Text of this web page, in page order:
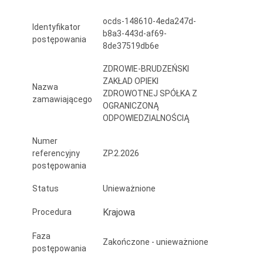
osób
niepełnosprawnościami
wejście
oznaczeniem
miejsc
postojowych
dla
Identyfikator
postępowania
ocds-148610-4eda247d-
b8a3-443d-af69-
8de37519db6e
Nazwa
zamawiającego
ZDROWIE-BRUDZEŃSKI
ZAKŁAD OPIEKI
ZDROWOTNEJ SPÓŁKA Z
OGRANICZONĄ
ODPOWIEDZIALNOŚCIĄ
Numer
referencyjny
postępowania
ZP.2.2026
Status Unieważnione
Procedura Krajowa
Faza
postępowania
Zakończone - unieważnione